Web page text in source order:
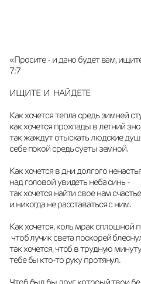
«Просите - и дано будет вам,
7:7
ИЩИТЕ  И  НАЙДЕТЕ
Как хочется тепла средь зимней
как хочется прохлады в летний
так жаждут отыскать людские
себе покой средь суеты земной.
Как хочется в дни долгого
над головой увидеть неба синь -
так хочется найти свое нам счастье
и никогда не расставаться с ним.
Как хочется, коль мрак сплошной
чтоб лучик света поскорей
так хочется, чтоб в трудную
тебе бы кто-то руку протянул.